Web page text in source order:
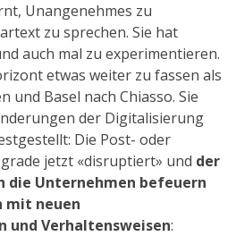
Unangenehmes zu
zu sprechen. Sie hat
auch mal zu experimentieren.
etwas weiter zu fassen als
und Basel nach Chiasso. Sie
der Digitalisierung
Die Post- oder
jetzt «disruptiert» und der
die Unternehmen befeuern
mit neuen
und Verhaltensweisen: